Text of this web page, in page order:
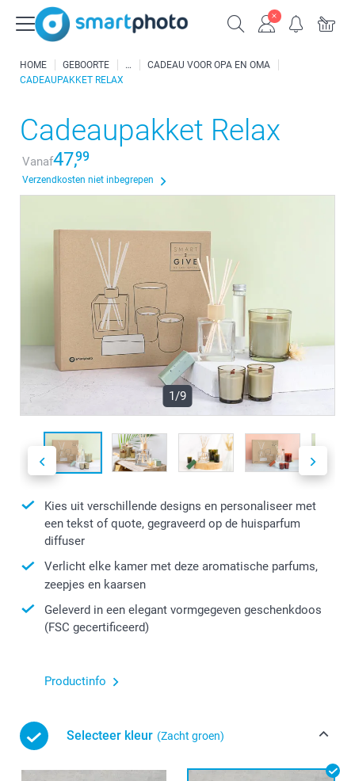
HOME GEBOORTE
CADEAU VOOR OPA EN OMA
CADEAUPAKKET RELAX
Cadeaupakket Relax
Vanaf47,99
Verzendkosten niet inbegrepen
1/9
Kies uit verschillende designs en personaliseer met
een tekst of quote, gegraveerd op de huisparfum
diffuser
Verlicht elke kamer met deze aromatische parfums,
zeepjes en kaarsen
Geleverd in een elegant vormgegeven geschenkdoos
(FSC gecertificeerd)
Productinfo
Selecteer kleur (Zacht groen)